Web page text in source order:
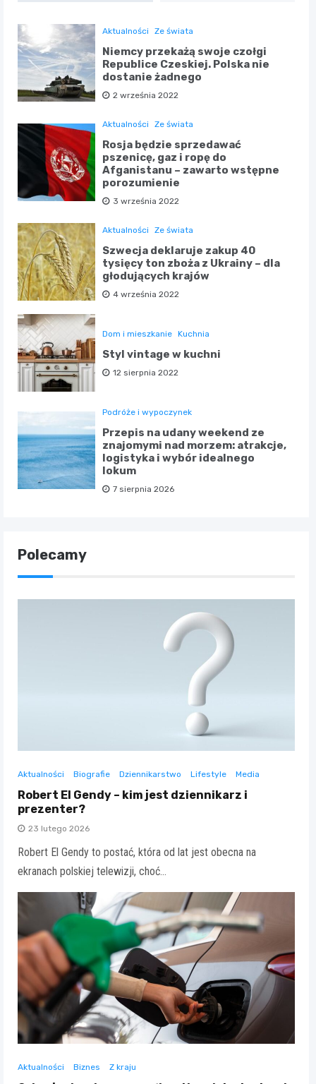
Aktualności Ze świata
Niemcy przekażą swoje czołgi
Republice Czeskiej. Polska nie
dostanie żadnego
2 września 2022
Aktualności Ze świata
Rosja będzie sprzedawać
pszenicę, gaz i ropę do
Afganistanu – zawarto wstępne
porozumienie
3 września 2022
Aktualności Ze świata
Szwecja deklaruje zakup 40
tysięcy ton zboża z Ukrainy – dla
głodujących krajów
4 września 2022
Dom i mieszkanie Kuchnia
Styl vintage w kuchni
12 sierpnia 2022
Podróże i wypoczynek
Przepis na udany weekend ze
znajomymi nad morzem: atrakcje,
logistyka i wybór idealnego
lokum
7 sierpnia 2026
Polecamy
Aktualności Biografie Dziennikarstwo Lifestyle Media
Robert El Gendy – kim jest dziennikarz i
prezenter?
23 lutego 2026
Robert El Gendy to postać, która od lat jest obecna na
ekranach polskiej telewizji, choć…
Aktualności Biznes Z kraju